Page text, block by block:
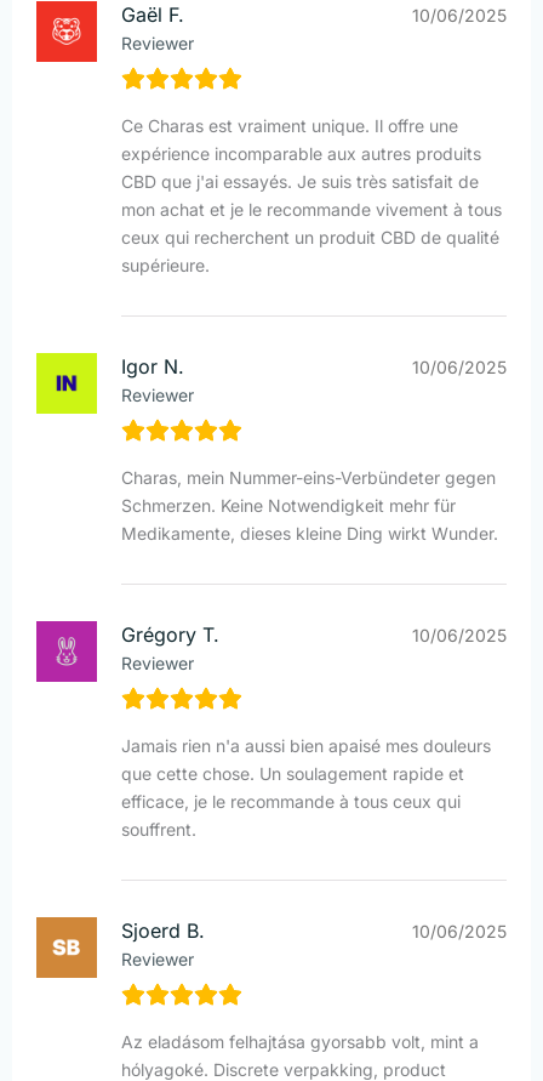
Gaël F.
Reviewer
10/06/2025
Ce Charas est vraiment unique. Il offre une
expérience incomparable aux autres produits
CBD que j'ai essayés. Je suis très satisfait de
mon achat et je le recommande vivement à tous
ceux qui recherchent un produit CBD de qualité
supérieure.
Igor N.
Reviewer
10/06/2025
Charas, mein Nummer-eins-Verbündeter gegen
Schmerzen. Keine Notwendigkeit mehr für
Medikamente, dieses kleine Ding wirkt Wunder.
Grégory T.
Reviewer
10/06/2025
Jamais rien n'a aussi bien apaisé mes douleurs
que cette chose. Un soulagement rapide et
efficace, je le recommande à tous ceux qui
souffrent.
Sjoerd B.
Reviewer
10/06/2025
Az eladásom felhajtása gyorsabb volt, mint a
hólyagoké. Discrete verpakking, product